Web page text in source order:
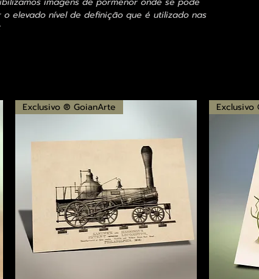
o elevado nível de definição que é utilizado nas
Exclusivo ® GoianArte